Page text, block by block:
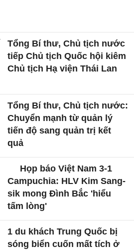
Tổng Bí thư, Chủ tịch nước
tiếp Chủ tịch Quốc hội kiêm
Chủ tịch Hạ viện Thái Lan
Tổng Bí thư, Chủ tịch nước:
Chuyển mạnh từ quản lý
tiến độ sang quản trị kết
quả
Họp báo Việt Nam 3-1
Campuchia: HLV Kim Sang-
sik mong Đình Bắc 'hiểu
tấm lòng'
1 du khách Trung Quốc bị
sóng biển cuốn mất tích ở